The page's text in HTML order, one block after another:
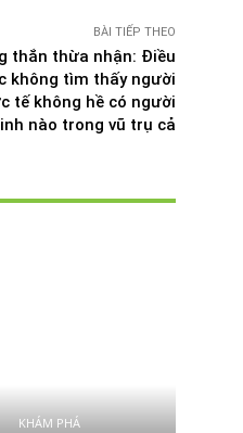
BÀI TIẾP THEO
thắn thừa nhận: Điều
không tìm thấy người
tế không hề có người
nào trong vũ trụ cả
KHÁM PHÁ